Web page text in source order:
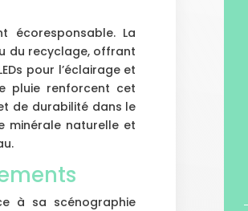
écoresponsable. La
du recyclage, offrant
pour l’éclairage et
pluie renforcent cet
de durabilité dans le
minérale naturelle et
à sa scénographie